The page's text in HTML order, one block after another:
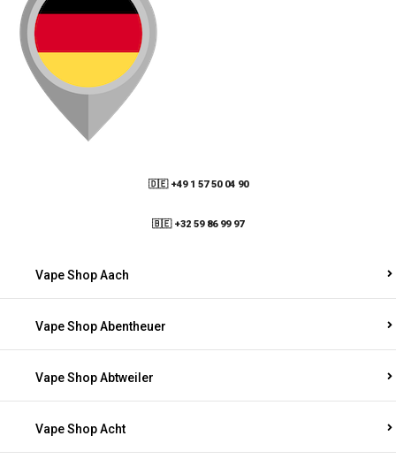
🇩🇪 +49 1 57 50 04 90
🇧🇪 +32 59 86 99 97
Vape Shop Aach
Vape Shop Abentheuer
Vape Shop Abtweiler
Vape Shop Acht